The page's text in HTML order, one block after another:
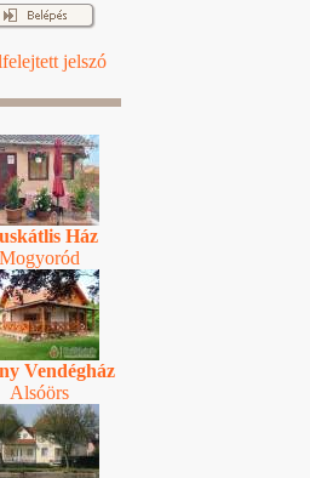
jelszó
Ház
Mogyoród
Vendégház
Alsóörs